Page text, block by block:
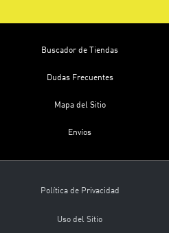
Buscador de Tiendas
Dudas Frecuentes
Mapa del Sitio
Envíos
Política de Privacidad
Uso del Sitio